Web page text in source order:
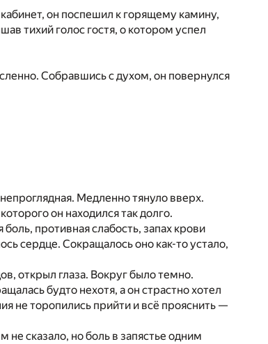
он поспешил к горящему камину,
тихий голос гостя, о котором успел
Собравшись с духом, он повернулся
Медленно тянуло вверх.
он находился так долго.
противная слабость, запах крови
сердце. Сокращалось оно как-то устало,
открыл глаза. Вокруг было темно.
будто нехотя, а он страстно хотел
не торопились прийти и всё прояснить —
сказало, но боль в запястье одним